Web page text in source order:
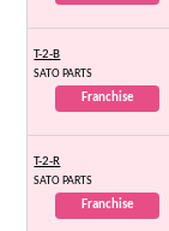
T-2-B
SATO PARTS
Franchise
T-2-R
SATO PARTS
Franchise